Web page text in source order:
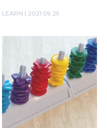
LEARN 2021.09.29